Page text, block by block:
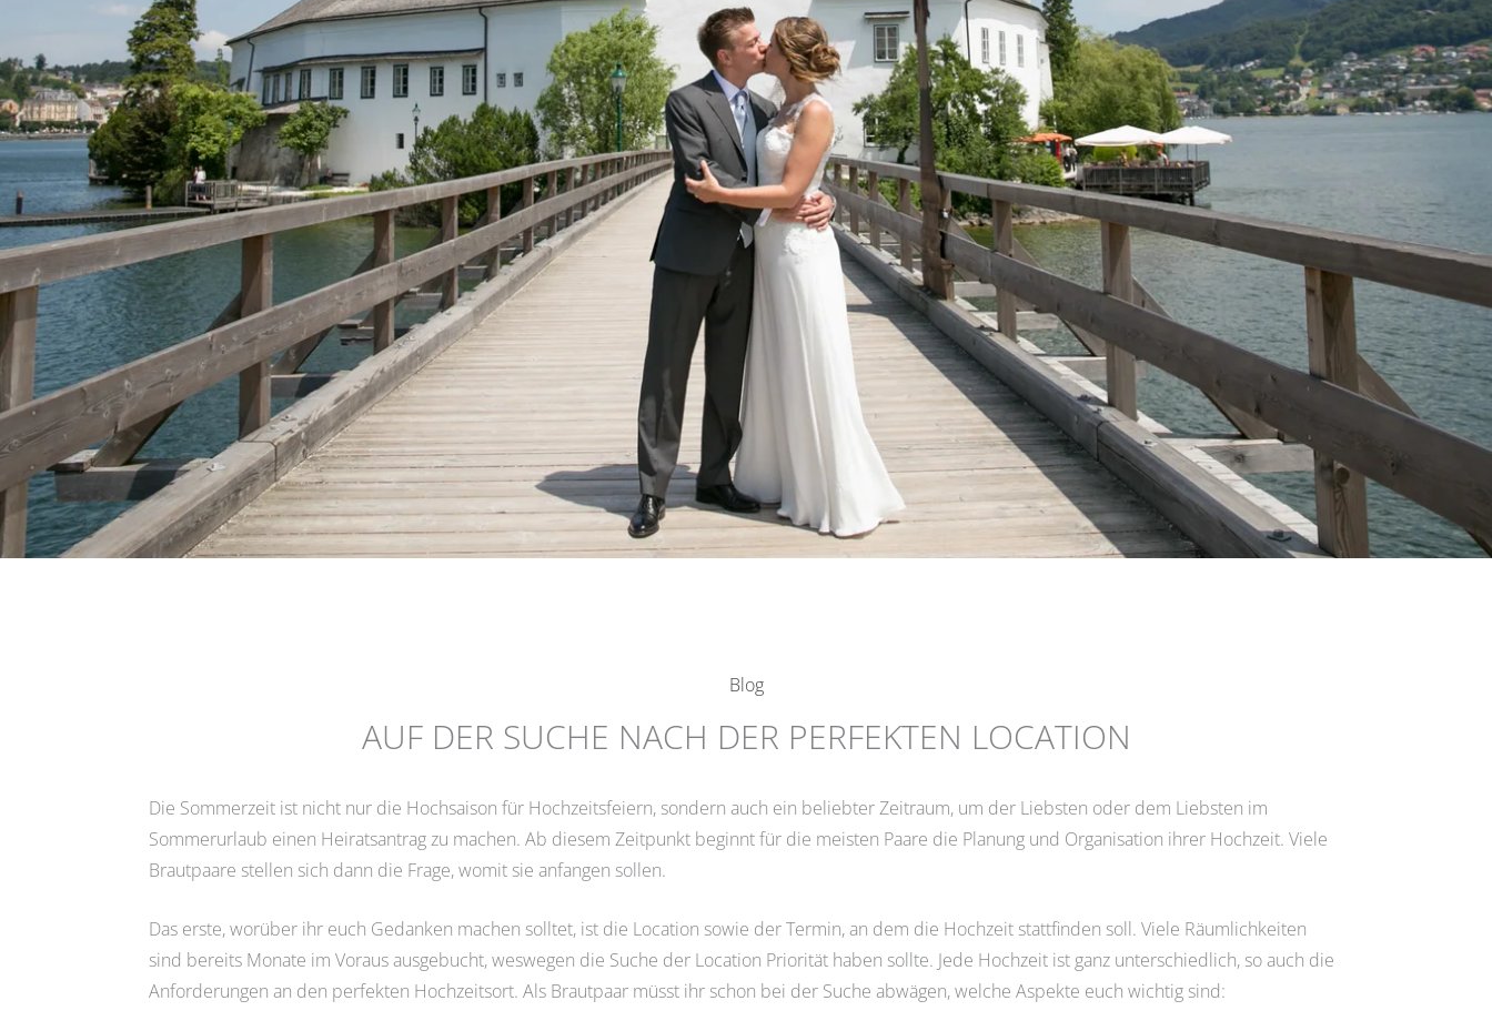
Blog
AUF DER SUCHE NACH DER PERFEKTEN LOCATION
Die Sommerzeit ist nicht nur die Hochsaison für Hochzeitsfeiern, sondern auch ein beliebter Zeitraum, um der Liebsten oder dem Liebsten im
Sommerurlaub einen Heiratsantrag zu machen. Ab diesem Zeitpunkt beginnt für die meisten Paare die Planung und Organisation ihrer Hochzeit. Viele
Brautpaare stellen sich dann die Frage, womit sie anfangen sollen.
Das erste, worüber ihr euch Gedanken machen solltet, ist die Location sowie der Termin, an dem die Hochzeit stattfinden soll. Viele Räumlichkeiten
sind bereits Monate im Voraus ausgebucht, weswegen die Suche der Location Priorität haben sollte. Jede Hochzeit ist ganz unterschiedlich, so auch die
Anforderungen an den perfekten Hochzeitsort. Als Brautpaar müsst ihr schon bei der Suche abwägen, welche Aspekte euch wichtig sind: